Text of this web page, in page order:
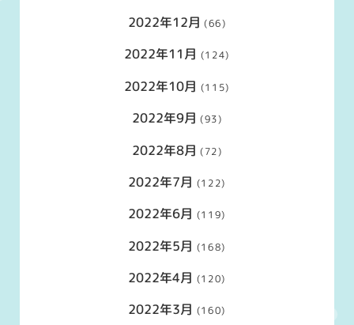
2022年12月 (66)
2022年11月 (124)
2022年10月 (115)
2022年9月 (93)
2022年8月 (72)
2022年7月 (122)
2022年6月 (119)
2022年5月 (168)
2022年4月 (120)
2022年3月 (160)